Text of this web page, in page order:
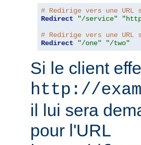
# Redirige vers une
Redirect
"/service"
# Redirige vers une URL
Redirect
"/one" "/two"
Si le client
http://
il lui sera
pour l'URL